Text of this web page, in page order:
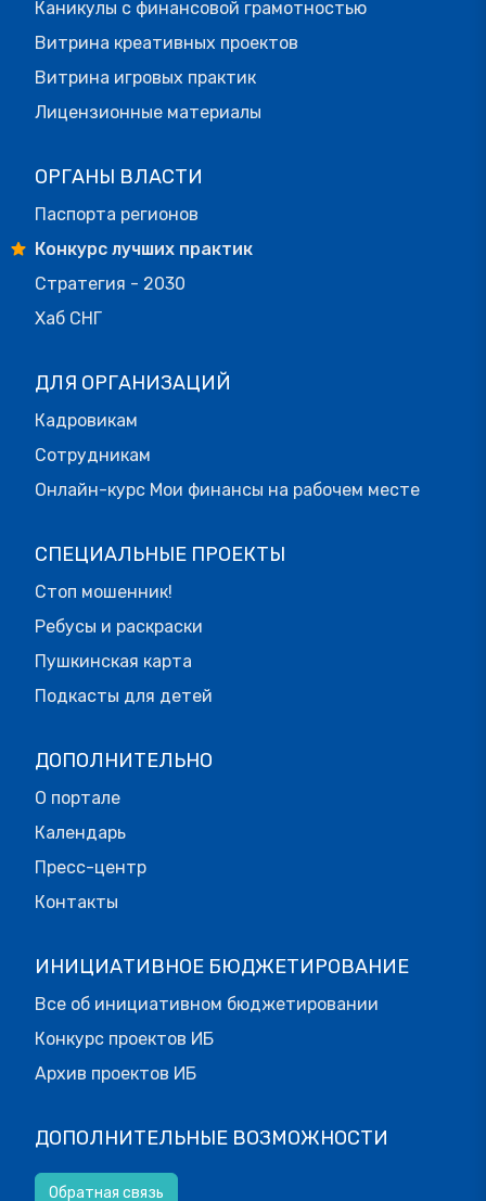
Каникулы с финансовой грамотностью
Витрина креативных проектов
Витрина игровых практик
Лицензионные материалы
ОРГАНЫ ВЛАСТИ
Паспорта регионов
Конкурс лучших практик
Стратегия - 2030
Хаб СНГ
ДЛЯ ОРГАНИЗАЦИЙ
Кадровикам
Сотрудникам
Онлайн-курс Мои финансы на рабочем месте
СПЕЦИАЛЬНЫЕ ПРОЕКТЫ
Стоп мошенник!
Ребусы и раскраски
Пушкинская карта
Подкасты для детей
ДОПОЛНИТЕЛЬНО
О портале
Календарь
Пресс-центр
Контакты
ИНИЦИАТИВНОЕ БЮДЖЕТИРОВАНИЕ
Все об инициативном бюджетировании
Конкурс проектов ИБ
Архив проектов ИБ
ДОПОЛНИТЕЛЬНЫЕ ВОЗМОЖНОСТИ
Обратная связь